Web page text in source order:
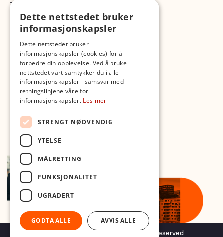
TikTok
Fotopodden
Copyright © 2026 Foto.no - All rights reserved
Dette nettstedet bruker
informasjonskapsler
Dette nettstedet bruker
informasjonskapsler (cookies) for å
forbedre din opplevelse. Ved å bruke
nettstedet vårt samtykker du i alle
informasjonskapsler i samsvar med
retningslinjene våre for
informasjonskapsler. Les mer
STRENGT NØDVENDIG
YTELSE
MÅLRETTING
FUNKSJONALITET
UGRADERT
GODTA ALLE AVVIS ALLE